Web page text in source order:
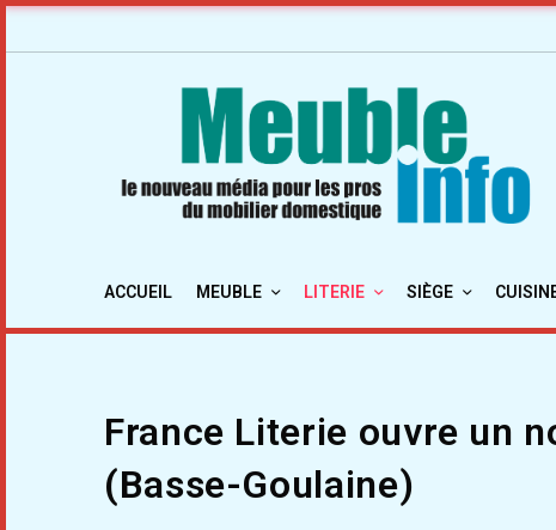
ACCUEIL MEUBLE LITERIE SIÈGE
France Literie ouvre un
(Basse-Goulaine)